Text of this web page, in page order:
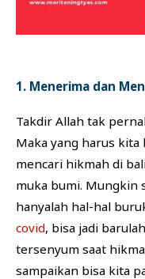
1. Menerima dan
Takdir Allah tak
Maka yang harus kita
mencari hikmah di
muka bumi. Mungkin
hanyalah hal-hal
covid, bisa jadi
tersenyum saat
sampaikan bisa kita